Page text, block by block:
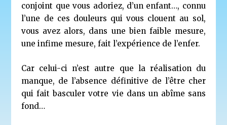
conjoint que vous adoriez, d’un enfant…, connu
l’une de ces douleurs qui vous clouent au sol,
vous avez alors, dans une bien faible mesure,
une infime mesure, fait l’expérience de l’enfer.
Car celui-ci n’est autre que la réalisation du
manque, de l’absence définitive de l’être cher
qui fait basculer votre vie dans un abîme sans
fond…